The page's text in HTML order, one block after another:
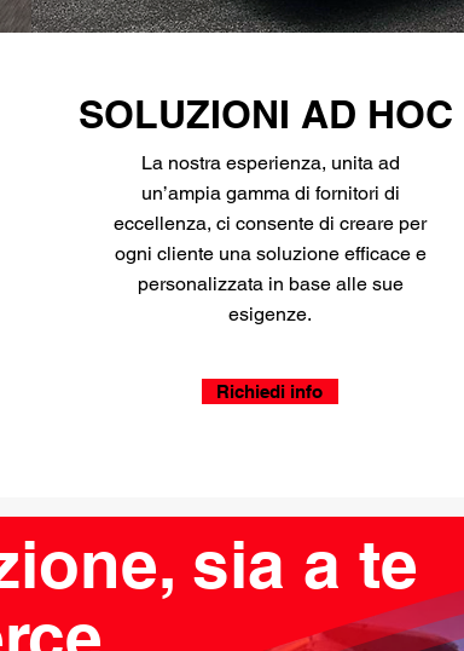
SOLUZIONI AD HOC
La nostra esperienza, unita ad
un’ampia gamma di fornitori di
eccellenza, ci consente di creare per
ogni cliente una soluzione efficace e
personalizzata in base alle sue
esigenze.
Richiedi info
sia a te